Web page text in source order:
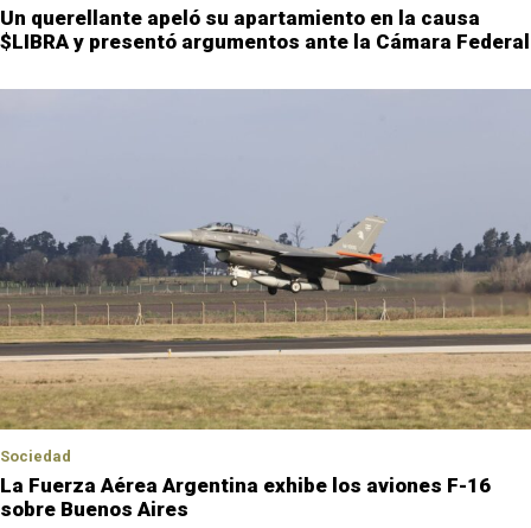
Un querellante apeló su apartamiento en la causa
$LIBRA y presentó argumentos ante la Cámara Federal
Sociedad
La Fuerza Aérea Argentina exhibe los aviones F-16
sobre Buenos Aires